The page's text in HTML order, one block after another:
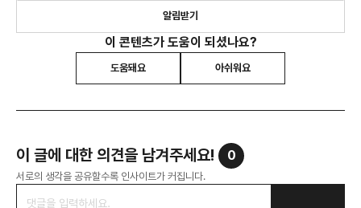
알림받기
이 콘텐츠가 도움이 되셨나요?
도움돼요 아쉬워요
이 글에 대한 의견을 남겨주세요! 0
서로의 생각을 공유할수록 인사이트가 커집니다.